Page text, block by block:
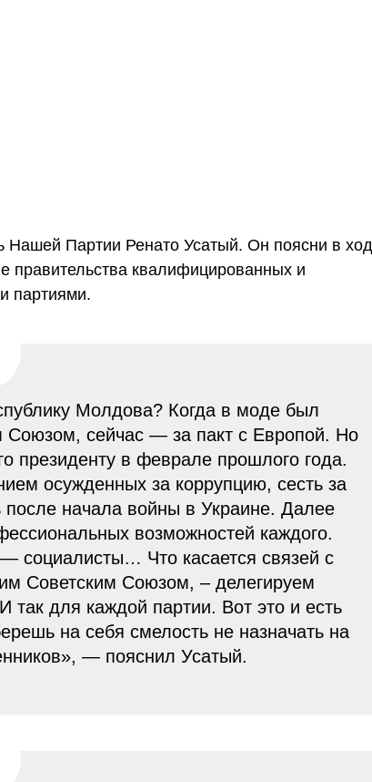
Нашей Партии Ренато Усатый. Он поясни в
правительства квалифицированных и
партиями.
Молдова? Когда в моде был
Союзом, сейчас — за пакт с Европой. Но
президенту в феврале прошлого года.
осужденных за коррупцию, сесть за
после начала войны в Украине. Далее
возможностей каждого.
социалисты… Что касается связей с
Советским Союзом, – делегируем
для каждой партии. Вот это и есть
на себя смелость не назначать на
— пояснил Усатый.